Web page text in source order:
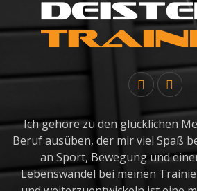
Ich gehöre zu den glücklichen
Beruf ausüben, der mir viel Spaß
an Sport, Bewegung und
Lebenswandel bei meinen